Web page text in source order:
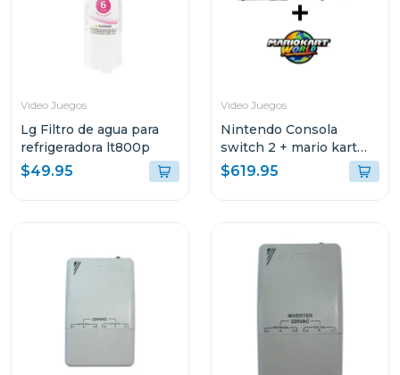
Video Juegos
Lg Filtro de agua para
refrigeradora lt800p
$49.95
Video Juegos
Nintendo Consola
switch 2 + mario kart
world
$619.95